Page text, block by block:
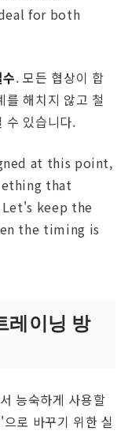
for both
. 모든 협상이 합
를 해치지 않고 철
수 있습니다.
at this point,
that
keep the
the timing is
레이닝 방
능숙하게 사용할
로 바꾸기 위한 실